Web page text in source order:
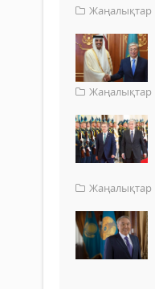
Жаңалықтар
Жаңалықтар
Жаңалықтар